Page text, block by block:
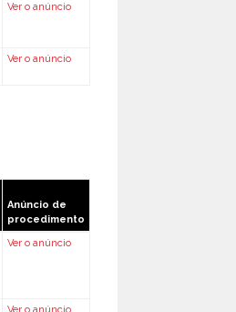
Ver o anúncio
Ver o anúncio
Anúncio de
procedimento
Ver o anúncio